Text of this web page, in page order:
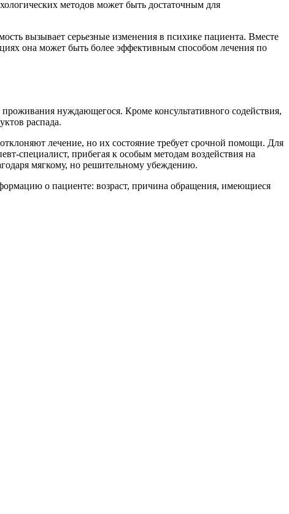
методов может быть достаточным для
вызывает серьезные изменения в психике пациента. Вместе
она может быть более эффективным способом лечения по
нуждающегося. Кроме консультативного содействия,
распада.
лечение, но их состояние требует срочной помощи. Для
специалист, прибегая к особым методам воздействия на
мягкому, но решительному убеждению.
о пациенте: возраст, причина обращения, имеющиеся